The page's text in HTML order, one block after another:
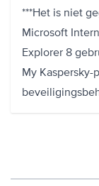
***Het is niet
Microsoft
Explorer 8
My